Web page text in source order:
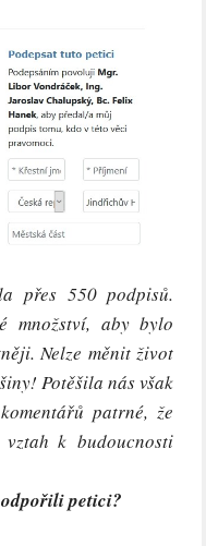
přes 550 podpisů.
množství, aby bylo
Nelze měnit život
Potěšila nás však
patrné, že
k budoucnosti
petici?